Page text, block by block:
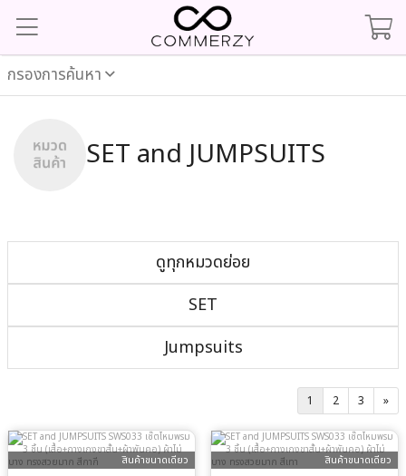
กรองการค้นหา
SET and JUMPSUITS
ดูทุกหมวดย่อย
SET
Jumpsuits
1 2 3 »
สินค้าขนาดเดียว สินค้าขนาดเดียว